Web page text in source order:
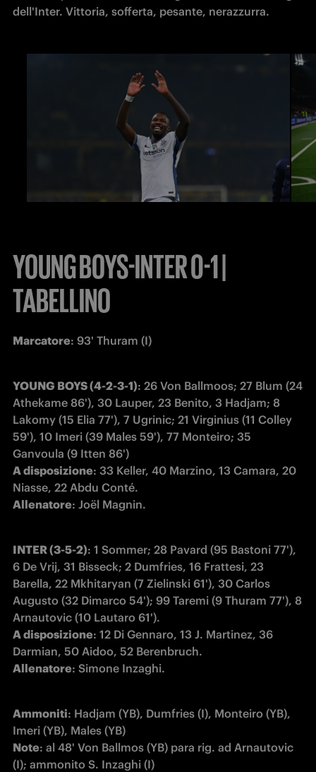
dell'Inter. Vittoria, sofferta, pesante, nerazzurra.
YOUNG BOYS-INTER 0-1 |
TABELLINO
Marcatore: 93' Thuram (I)
YOUNG BOYS (4-2-3-1): 26 Von Ballmoos; 27 Blum (24
Athekame 86'), 30 Lauper, 23 Benito, 3 Hadjam; 8
Lakomy (15 Elia 77'), 7 Ugrinic; 21 Virginius (11 Colley
59'), 10 Imeri (39 Males 59'), 77 Monteiro; 35
A disposizione: 33 Keller, 40 Marzino, 13 Camara, 20
Allenatore: Joël Magnin.
INTER (3-5-2): 1 Sommer; 28 Pavard (95 Bastoni 77'),
6 De Vrij, 31 Bisseck; 2 Dumfries, 16 Frattesi, 23
Barella, 22 Mkhitaryan (7 Zielinski 61'), 30 Carlos
Augusto (32 Dimarco 54'); 99 Taremi (9 Thuram 77'), 8
A disposizione: 12 Di Gennaro, 13 J. Martinez, 36
Allenatore: Simone Inzaghi.
Ammoniti: Hadjam (YB), Dumfries (I), Monteiro (YB),
Note: al 48' Von Ballmos (YB) para rig. ad Arnautovic
(I); ammonito S. Inzaghi (I)